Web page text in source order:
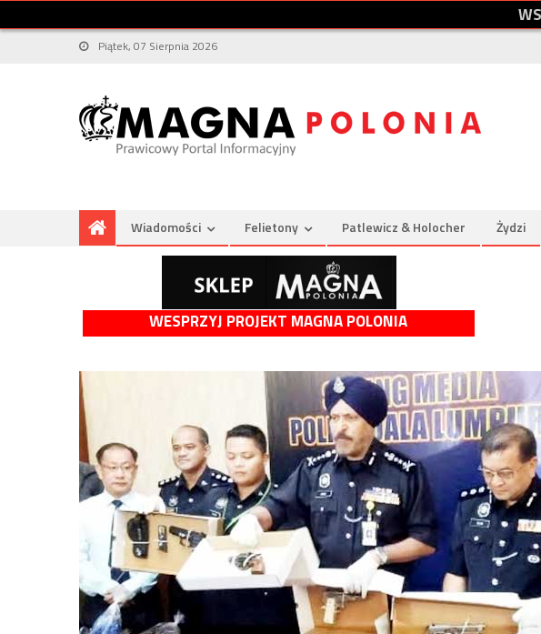
WS
Piątek, 07 Sierpnia 2026
Wiadomości Felietony Patlewicz & Holocher Żydzi
WESPRZYJ PROJEKT MAGNA POLONIA